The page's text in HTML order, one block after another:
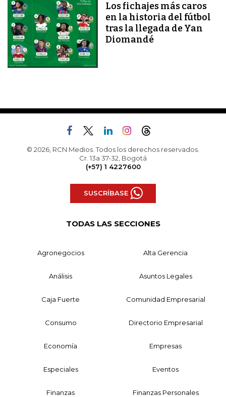
Los fichajes más caros
en la historia del fútbol
tras la llegada de Yan
Diomandé
© 2026, RCN Medios. Todos los derechos reservados.
Cr. 13a 37-32, Bogotá
(+57) 1 4227600
SUSCRÍBASE
TODAS LAS SECCIONES
Agronegocios Alta Gerencia
Análisis Asuntos Legales
Caja Fuerte Comunidad Empresarial
Consumo Directorio Empresarial
Economía Empresas
Especiales Eventos
Finanzas Finanzas Personales